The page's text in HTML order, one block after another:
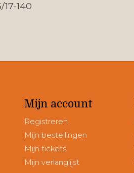
140
Mijn account
Registreren
Mijn bestellingen
Mijn tickets
Mijn verlanglijst